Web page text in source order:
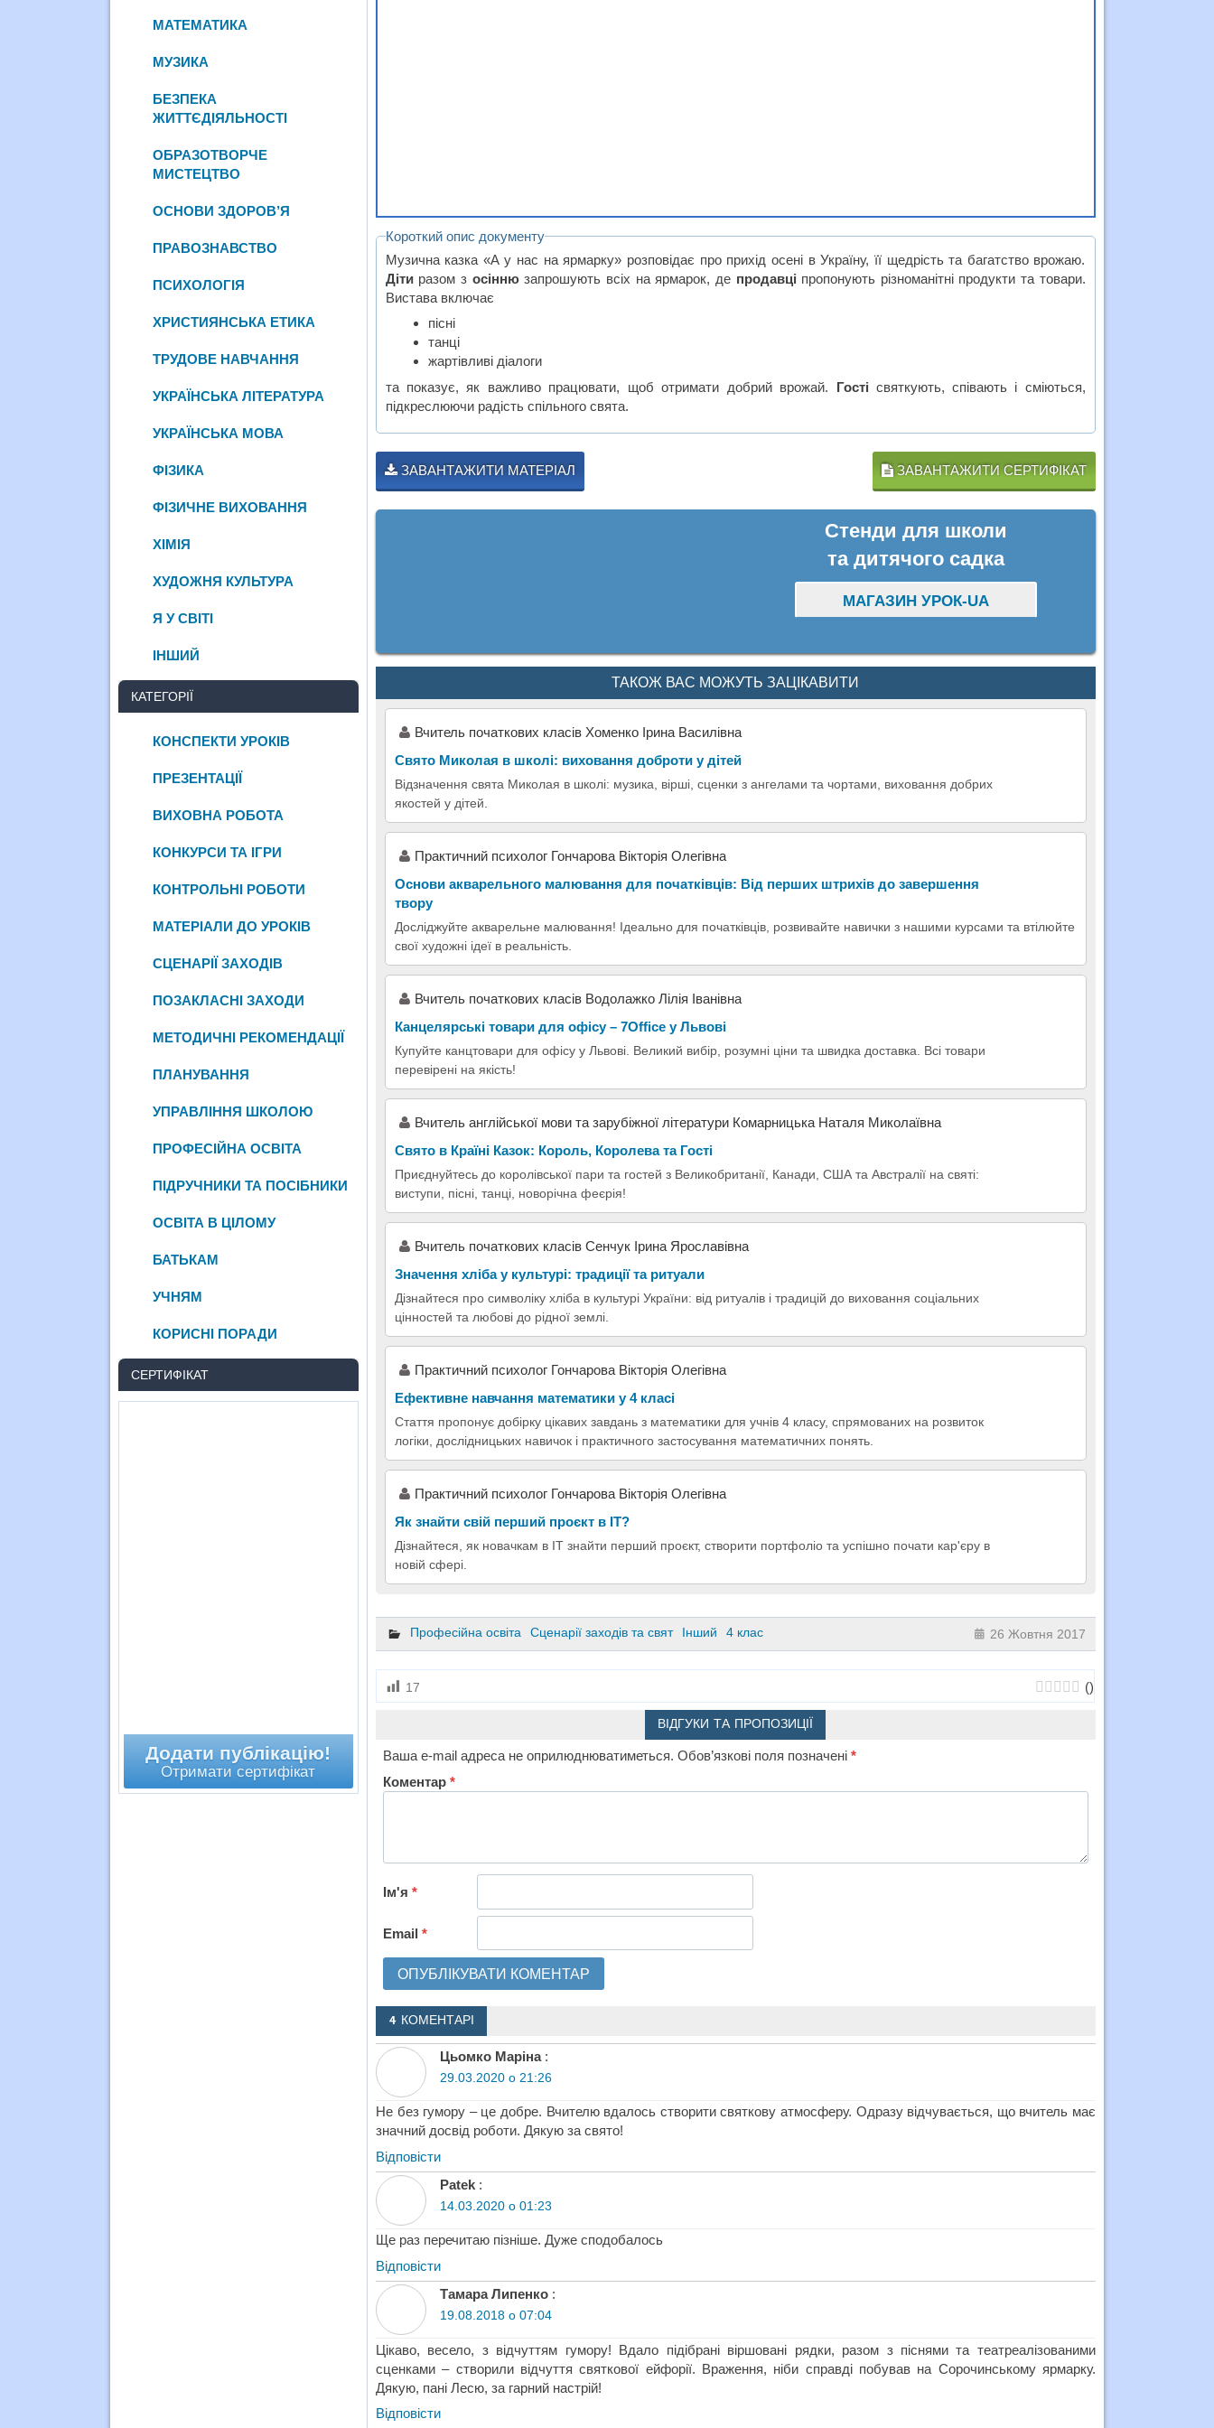
Короткий опис документу
Музична казка «А у нас на ярмарку» розповідає про прихід осені в Україну, її щедрість та багатство врожаю.
Дітиразом з осіннюзапрошують всіх на ярмарок, де продавці пропонують різноманітні продукти та товари.
Вистава включає
пісні
танці
жартівливі діалоги
та показує, як важливо працювати, щоб отримати добрий врожай. Гості святкують, співають і сміються,
підкреслюючи радість спільного свята.
ЗАВАНТАЖИТИ МАТЕРІАЛ ЗАВАНТАЖИТИ СЕРТИФІКАТ
Стенди для школи
та дитячого садка
МАГАЗИН УРОК-UA
ТАКОЖ ВАС МОЖУТЬ ЗАЦІКАВИТИ
Вчитель початкових класів Хоменко Ірина Василівна
Свято Миколая в школі: виховання доброти у дітей
Відзначення свята Миколая в школі: музика, вірші, сценки з ангелами та чортами, виховання добрих
якостей у дітей.
Практичний психолог Гончарова Вікторія Олегівна
Основи акварельного малювання для початківців: Від перших штрихів до завершення
твору
Досліджуйте акварельне малювання! Ідеально для початківців, розвивайте навички з нашими курсами та втілюйте
свої художні ідеї в реальність.
Вчитель початкових класів Водолажко Лілія Іванівна
Канцелярські товари для офісу – 7Office у Львові
Купуйте канцтовари для офісу у Львові. Великий вибір, розумні ціни та швидка доставка. Всі товари
перевірені на якість!
Вчитель англійської мови та зарубіжної літератури Комарницька Наталя Миколаївна
Свято в Країні Казок: Король, Королева та Гості
Приєднуйтесь до королівської пари та гостей з Великобританії, Канади, США та Австралії на святі:
виступи, пісні, танці, новорічна феєрія!
Вчитель початкових класів Сенчук Ірина Ярославівна
Значення хліба у культурі: традиції та ритуали
Дізнайтеся про символіку хліба в культурі України: від ритуалів і традицій до виховання соціальних
цінностей та любові до рідної землі.
Практичний психолог Гончарова Вікторія Олегівна
Ефективне навчання математики у 4 класі
Стаття пропонує добірку цікавих завдань з математики для учнів 4 класу, спрямованих на розвиток
логіки, дослідницьких навичок і практичного застосування математичних понять.
Практичний психолог Гончарова Вікторія Олегівна
Як знайти свій перший проєкт в ІТ?
Дізнайтеся, як новачкам в ІТ знайти перший проєкт, створити портфоліо та успішно почати кар'єру в
новій сфері.
Професійна освіта Сценарії заходів та свят Інший 4 клас 26 Жовтня 2017
17 ()
ВІДГУКИ ТА ПРОПОЗИЦІЇ
Ваша e-mail адреса не оприлюднюватиметься. Обов’язкові поля позначені *
Коментар *
Ім'я *
Email *
4 КОМЕНТАРІ
Цьомко Маріна :
29.03.2020 о 21:26
Не без гумору – це добре. Вчителю вдалось створити святкову атмосферу. Одразу відчувається, що вчитель має
значний досвід роботи. Дякую за свято!
Відповіcти
Patek :
14.03.2020 о 01:23
Ще раз перечитаю пізніше. Дуже сподобалось
Відповіcти
Тамара Липенко :
19.08.2018 о 07:04
Цікаво, весело, з відчуттям гумору! Вдало підібрані віршовані рядки, разом з піснями та театреалізованими
сценками – створили відчуття святкової ейфорії. Враження, ніби справді побував на Сорочинському ярмарку.
Дякую, пані Лесю, за гарний настрій!
Відповіcти
МАТЕМАТИКА
МУЗИКА
БЕЗПЕКА
ЖИТТЄДІЯЛЬНОСТІ
ОБРАЗОТВОРЧЕ
МИСТЕЦТВО
ОСНОВИ ЗДОРОВ’Я
ПРАВОЗНАВСТВО
ПСИХОЛОГІЯ
ХРИСТИЯНСЬКА ЕТИКА
ТРУДОВЕ НАВЧАННЯ
УКРАЇНСЬКА ЛІТЕРАТУРА
УКРАЇНСЬКА МОВА
ФІЗИКА
ФІЗИЧНЕ ВИХОВАННЯ
ХІМІЯ
ХУДОЖНЯ КУЛЬТУРА
Я У СВІТІ
ІНШИЙ
КАТЕГОРІЇ
КОНСПЕКТИ УРОКІВ
ПРЕЗЕНТАЦІЇ
ВИХОВНА РОБОТА
КОНКУРСИ ТА ІГРИ
КОНТРОЛЬНІ РОБОТИ
МАТЕРІАЛИ ДО УРОКІВ
СЦЕНАРІЇ ЗАХОДІВ
ПОЗАКЛАСНІ ЗАХОДИ
МЕТОДИЧНІ РЕКОМЕНДАЦІЇ
ПЛАНУВАННЯ
УПРАВЛІННЯ ШКОЛОЮ
ПРОФЕСІЙНА ОСВІТА
ПІДРУЧНИКИ ТА ПОСІБНИКИ
ОСВІТА В ЦІЛОМУ
БАТЬКАМ
УЧНЯМ
КОРИСНІ ПОРАДИ
СЕРТИФІКАТ
Додати публікацію!
Отримати сертифікат